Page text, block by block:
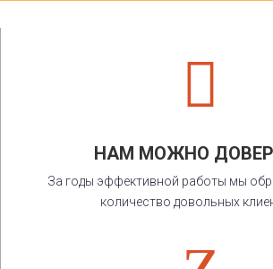

НАМ МОЖНО
За годы эффективной работы мы
количество довольных